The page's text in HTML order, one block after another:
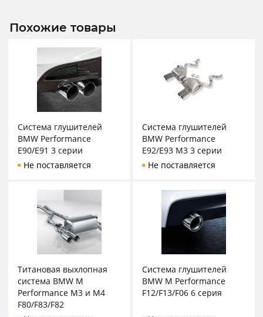
Похожие товары
Система глушителей
BMW Performance
E90/E91 3 серии
Не поставляется
Система глушителей
BMW Performance
E92/E93 M3 3 серии
Не поставляется
Титановая выхлопная
система BMW M
Performance M3 и M4
F80/F83/F82
Система глушителей
BMW M Performance
F12/F13/F06 6 серия